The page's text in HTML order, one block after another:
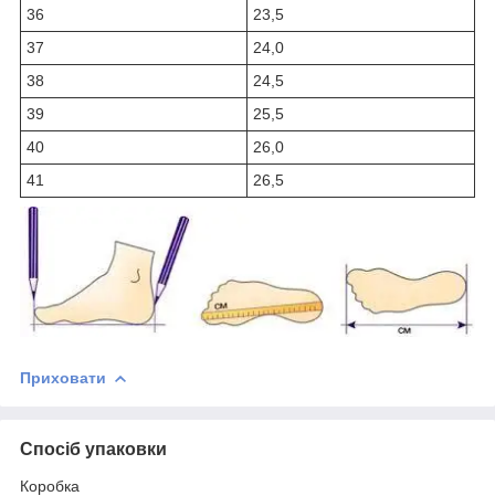
36
23,5
37
24,0
38
24,5
39
25,5
40
26,0
41
26,5
Приховати
Спосіб упаковки
Коробка